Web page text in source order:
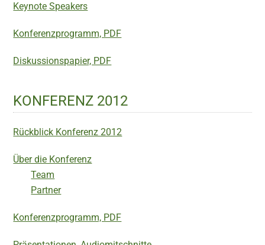
Keynote Speakers
Konferenzprogramm, PDF
Diskussionspapier, PDF
KONFERENZ 2012
Rückblick Konferenz 2012
Über die Konferenz
Team
Partner
Konferenzprogramm, PDF